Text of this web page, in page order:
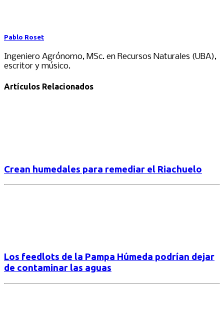
Pablo Roset
Ingeniero Agrónomo, MSc. en Recursos Naturales (UBA),
escritor y músico.
Artículos Relacionados
Crean humedales para remediar el Riachuelo
Los feedlots de la Pampa Húmeda podrían dejar
de contaminar las aguas